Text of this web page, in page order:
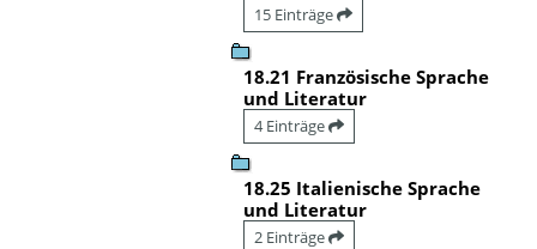
15 Einträge
18.21 Französische Sprache
und Literatur
4 Einträge
18.25 Italienische Sprache
und Literatur
2 Einträge